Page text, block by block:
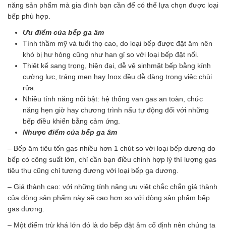
năng sản phẩm mà gia đình bạn cần để có thể lựa chọn được loại
bếp phù hợp.
Ưu điểm của bếp ga âm
Tính thầm mỹ và tuổi thọ cao, do loại bếp được đặt âm nên
khó bị hư hỏng cũng như han gỉ so với loại bếp đặt nổi.
Thiêt kế sang trọng, hiện đại, dễ vệ sinhmặt bếp bằng kính
cường lực, tráng men hay Inox đều dễ dàng trong việc chùi
rửa.
Nhiều tính năng nổi bật: hệ thống van gas an toàn, chức
năng hẹn giờ hay chương trình nấu tự động đối với những
bếp điều khiển bằng cảm ứng.
Nhược điểm của bếp ga âm
– Bếp âm tiêu tốn gas nhiều hơn 1 chút so với loại bếp dương do
bếp có công suất lớn, chỉ cần bạn điều chỉnh hợp lý thì lượng gas
tiêu thụ cũng chỉ tương đương với loại bếp ga dương.
– Giá thành cao: với những tính năng ưu việt chắc chắn giá thành
của dòng sản phẩm này sẽ cao hơn so với dòng sản phẩm bếp
gas dương.
– Một điểm trừ khá lớn đó là do bếp đặt âm cố định nên chúng ta